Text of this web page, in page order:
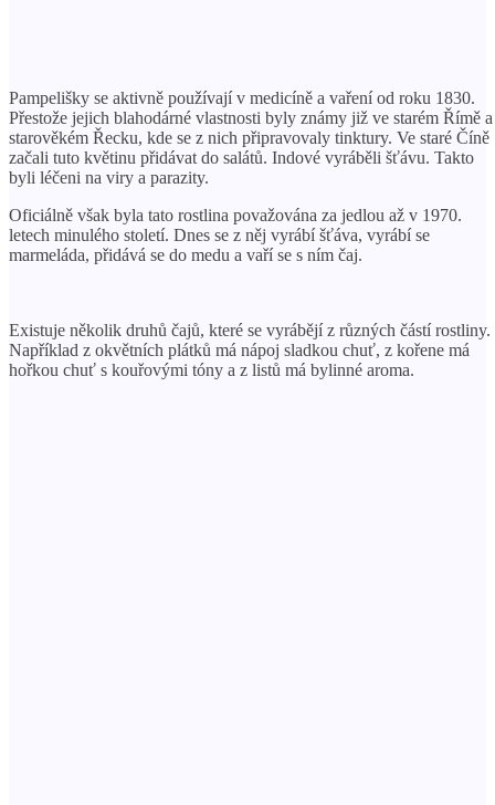
Pampelišky se aktivně používají v medicíně a vaření od roku 1830.
Přestože jejich blahodárné vlastnosti byly známy již ve starém Římě a
starověkém Řecku, kde se z nich připravovaly tinktury. Ve staré Číně
začali tuto květinu přidávat do salátů. Indové vyráběli šťávu. Takto
byli léčeni na viry a parazity.
Oficiálně však byla tato rostlina považována za jedlou až v 1970.
letech minulého století. Dnes se z něj vyrábí šťáva, vyrábí se
marmeláda, přidává se do medu a vaří se s ním čaj.
Existuje několik druhů čajů, které se vyrábějí z různých částí rostliny.
Například z okvětních plátků má nápoj sladkou chuť, z kořene má
hořkou chuť s kouřovými tóny a z listů má bylinné aroma.